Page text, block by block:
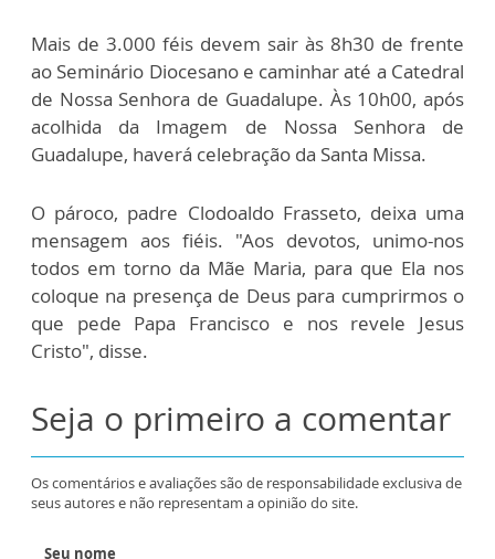
Mais de 3.000 féis devem sair às 8h30 de frente
ao Seminário Diocesano e caminhar até a Catedral
de Nossa Senhora de Guadalupe. Às 10h00, após
acolhida da Imagem de Nossa Senhora de
Guadalupe, haverá celebração da Santa Missa.
O pároco, padre Clodoaldo Frasseto, deixa uma
mensagem aos fiéis. "Aos devotos, unimo-nos
todos em torno da Mãe Maria, para que Ela nos
coloque na presença de Deus para cumprirmos o
que pede Papa Francisco e nos revele Jesus
Cristo", disse.
Seja o primeiro a comentar
Os comentários e avaliações são de responsabilidade exclusiva de
seus autores e não representam a opinião do site.
Seu nome